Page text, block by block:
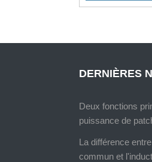
DERNIÈRES
Deux fonctions
puissance de
La différence
commun et